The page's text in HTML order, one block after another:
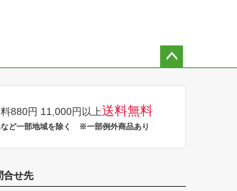
880円 11,000円以上送料無料
ど一部地域を除く ※一部例外商品あり
合せ先